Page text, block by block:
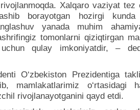
Xalqaro vaziyat tez
borayotgan hozirgi kunda
yanada muhim
tomonlarni qiziqtirgan
qulay imkoniyatdir, –
O‘zbekiston Prezidentiga
mamlakatlarimiz o‘rtasidagi
rivojlanayotganini qayd etdi.